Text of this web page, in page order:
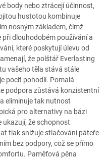
body nebo ztrácejí účinnost,
hustotou kombinuje
nosným základem, čímž
dlouhodobém používání a
které poskytují úlevu od
že polštář Everlasting
vašeho těla stává stále
pocit pohodlí. Pomalá
podpora zůstává konzistentní
eliminuje tak nutnost
pro alternativy na bázi
ukazují, že schopnost
tlak snižuje stlačování páteře
bez podpory, což se přímo
Paměťová pěna